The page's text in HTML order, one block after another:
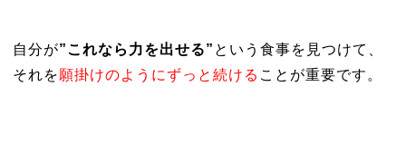
自分が”これなら力を出せる” という食事を見つけて、
それを願掛けのようにずっと続ける ことが重要です。